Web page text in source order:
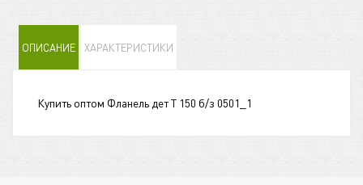
ОПИСАНИЕ ХАРАКТЕРИСТИКИ
Купить оптом Фланель дет Т 150 б/з 0501_1